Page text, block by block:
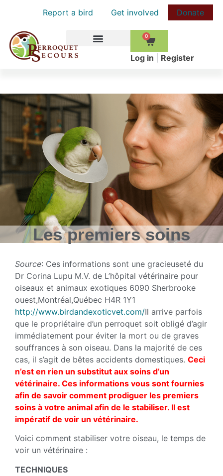
Report a bird Get involved Donate
0
Log in Register
Les premiers soins
Source: Ces informations sont une gracieuseté du
Dr Corina Lupu M.V. de L’hôpital vétérinaire pour
oiseaux et animaux exotiques 6090 Sherbrooke
ouest,Montréal,Québec H4R 1Y1
http://www.birdandexoticvet.com/Il arrive parfois
que le propriétaire d’un perroquet soit obligé d’agir
immédiatement pour éviter la mort ou de graves
souffrances à son oiseau. Dans la majorité de ces
cas, il s’agit de bêtes accidents domestiques. Ceci
n’est en rien un substitut aux soins d’un
vétérinaire. Ces informations vous sont fournies
afin de savoir comment prodiguer les premiers
soins à votre animal afin de le stabiliser. Il est
impératif de voir un vétérinaire.
Voici comment stabiliser votre oiseau, le temps de
voir un vétérinaire :
TECHNIQUES